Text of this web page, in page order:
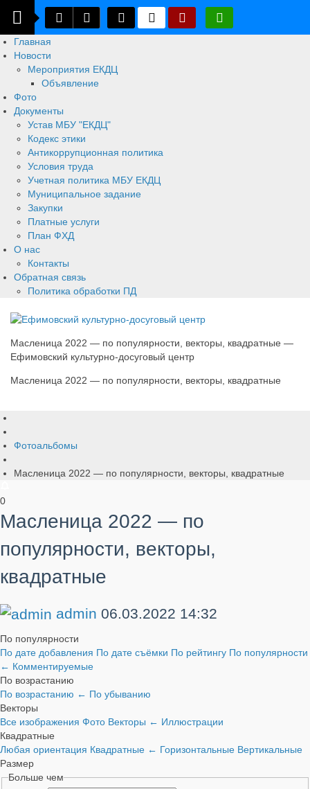
Главная
Новости
Мероприятия ЕКДЦ
Объявление
Фото
Документы
Устав МБУ "ЕКДЦ"
Кодекс этики
Антикоррупционная политика
Условия труда
Учетная политика МБУ ЕКДЦ
Муниципальное задание
Закупки
Платные услуги
План ФХД
О нас
Контакты
Обратная связь
Политика обработки ПД
Масленица 2022 — по популярности, векторы, квадратные —
Ефимовский культурно-досуговый центр
Масленица 2022 — по популярности, векторы, квадратные
Фотоальбомы
Масленица 2022 — по популярности, векторы, квадратные
0
Масленица 2022 — по
популярности, векторы,
квадратные
admin 06.03.2022 14:32
По популярности
По дате добавления По дате съёмки По рейтингу По популярности
← Комментируемые
По возрастанию
По возрастанию ← По убыванию
Векторы
Все изображения Фото Векторы ← Иллюстрации
Квадратные
Любая ориентация Квадратные ← Горизонтальные Вертикальные
Размер
Больше чем